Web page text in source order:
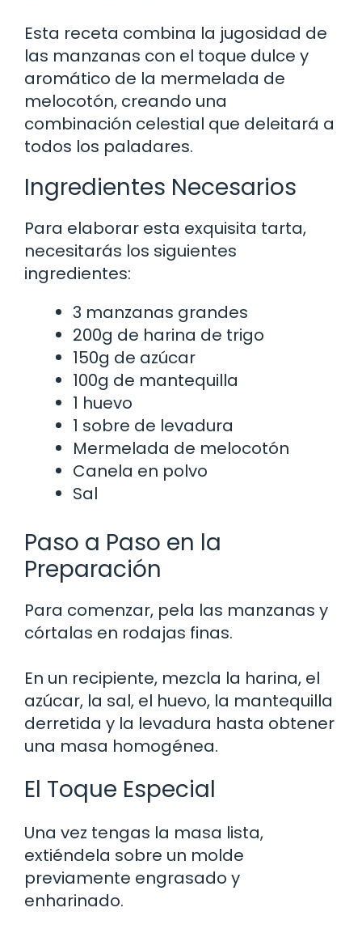
Esta receta combina la jugosidad de
las manzanas con el toque dulce y
aromático de la mermelada de
melocotón, creando una
combinación celestial que deleitará a
todos los paladares.
Ingredientes Necesarios
Para elaborar esta exquisita tarta,
necesitarás los siguientes
ingredientes:
3 manzanas grandes
200g de harina de trigo
150g de azúcar
100g de mantequilla
1 huevo
1 sobre de levadura
Mermelada de melocotón
Canela en polvo
Sal
Paso a Paso en la
Preparación
Para comenzar, pela las manzanas y
córtalas en rodajas finas.
En un recipiente, mezcla la harina, el
azúcar, la sal, el huevo, la mantequilla
derretida y la levadura hasta obtener
una masa homogénea.
El Toque Especial
Una vez tengas la masa lista,
extiéndela sobre un molde
previamente engrasado y
enharinado.